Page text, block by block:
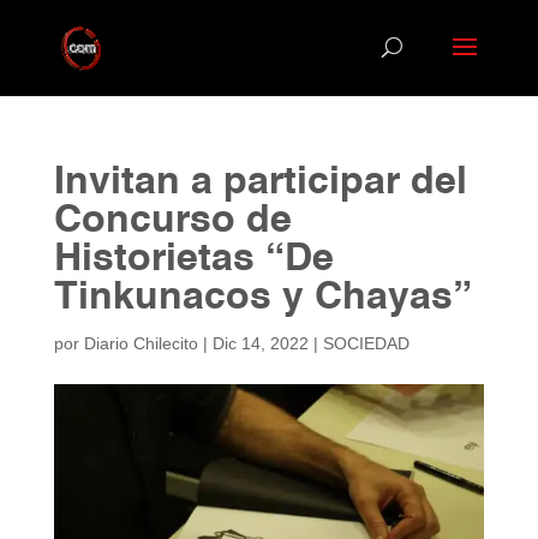
Invitan a participar del
Concurso de
Historietas “De
Tinkunacos y Chayas”
por Diario Chilecito| Dic 14, 2022 | SOCIEDAD